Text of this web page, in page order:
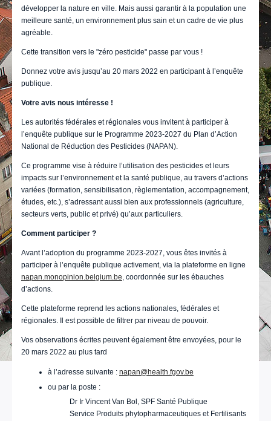
développer la nature en ville. Mais aussi garantir à la population une
meilleure santé, un environnement plus sain et un cadre de vie plus
agréable.
Cette transition vers le "zéro pesticide" passe par vous !
Donnez votre avis jusqu’au 20 mars 2022 en participant à l’enquête
publique.
Votre avis nous intéresse !
Les autorités fédérales et régionales vous invitent à participer à
l’enquête publique sur le Programme 2023-2027 du Plan d’Action
National de Réduction des Pesticides (NAPAN).
Ce programme vise à réduire l’utilisation des pesticides et leurs
impacts sur l’environnement et la santé publique, au travers d’actions
variées (formation, sensibilisation, règlementation, accompagnement,
études, etc.), s’adressant aussi bien aux professionnels (agriculture,
secteurs verts, public et privé) qu’aux particuliers.
Comment participer ?
Avant l’adoption du programme 2023-2027, vous êtes invités à
participer à l’enquête publique activement, via la plateforme en ligne
napan.monopinion.belgium.be, coordonnée sur les ébauches
d’actions.
Cette plateforme reprend les actions nationales, fédérales et
régionales. Il est possible de filtrer par niveau de pouvoir.
Vos observations écrites peuvent également être envoyées, pour le
20 mars 2022 au plus tard
à l’adresse suivante : napan@health.fgov.be
ou par la poste :
Dr Ir Vincent Van Bol, SPF Santé Publique
Service Produits phytopharmaceutiques et Fertilisants